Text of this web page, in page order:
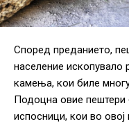
Според преданието,
население
камења, кои биле
Подоцна овие пештери
испосници, кои во